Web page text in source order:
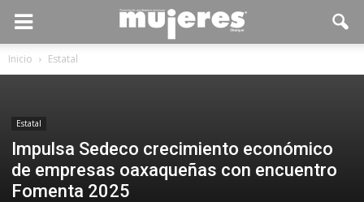
Inicio Estatal
Estatal
Impulsa Sedeco crecimiento económico
de empresas oaxaqueñas con encuentro
Fomenta 2025